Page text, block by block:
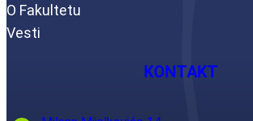
O Fakultetu
Vesti
KONTAKT